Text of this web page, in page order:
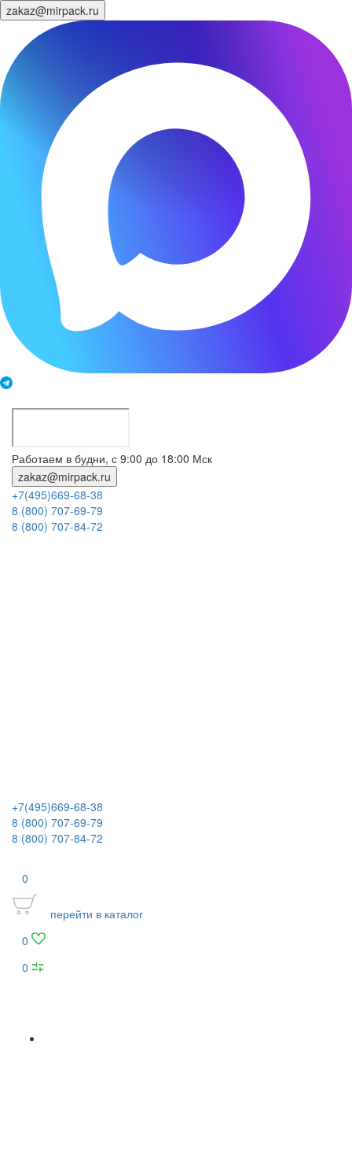
zakaz@mirpack.ru
Работаем в будни, с 9:00 до 18:00 Мск
zakaz@mirpack.ru
+7(495)669-68-38
8 (800) 707-69-79
8 (800) 707-84-72
+7(495)669-68-38
8 (800) 707-69-79
8 (800) 707-84-72
0
перейти в каталог
0
0